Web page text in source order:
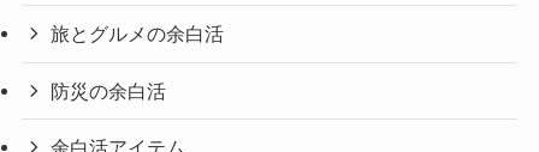
旅とグルメの余白活
防災の余白活
余白活アイテム